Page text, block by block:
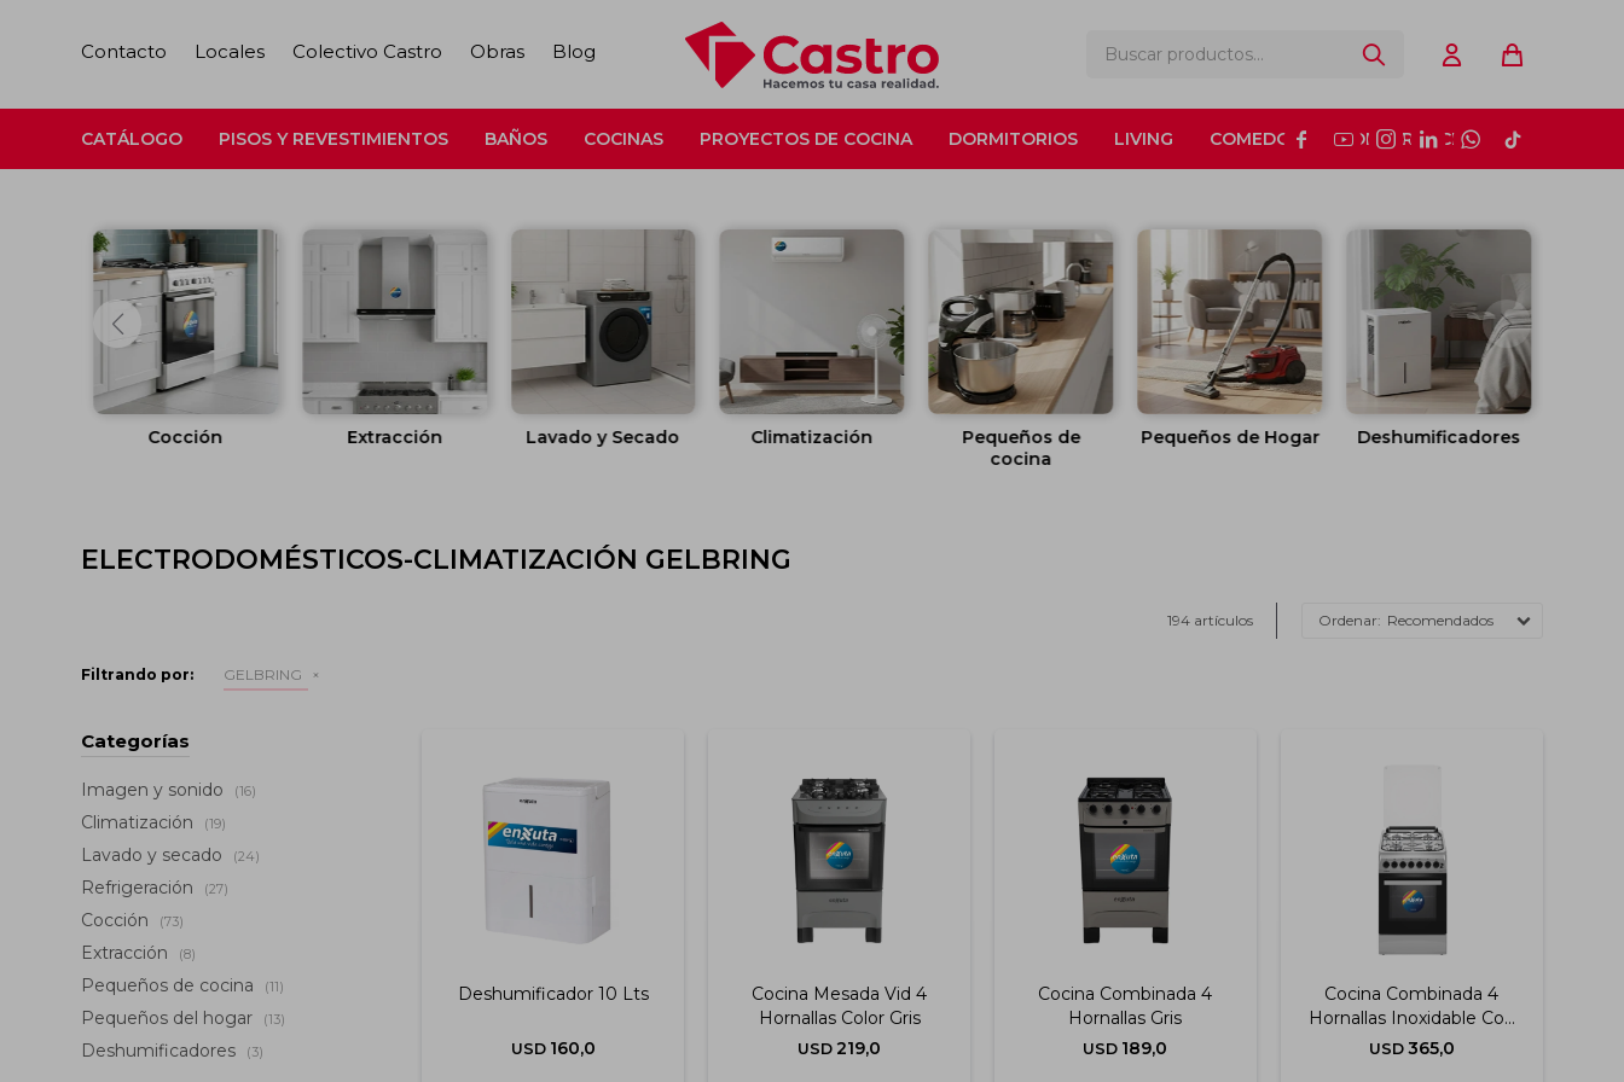
CATÁLOGO PISOS Y REVESTIMIENTOS BAÑOS COCINAS PROYECTOS DE COCINA DORMITORIOS LIVING COMEDOR CONSTRUCCIÓN
     
Contacto Locales Colectivo Castro Obras Blog
Cocción Extracción Lavado y Secado Climatización
Pequeños de
cocina
Pequeños de Hogar Deshumificadores
ELECTRODOMÉSTICOS-CLIMATIZACIÓN GELBRING
194 artículos Recomendados
Filtrando por: GELBRING
Deshumificador 10 Lts
USD 160,0
Cocina Mesada Vid 4
Hornallas Color Gris
USD 219,0
Cocina Combinada 4
Hornallas Gris
USD 189,0
Cocina Combinada 4
Hornallas Inoxidable Con
Termocupla 50x60 Cm
USD 365,0
Categorías
Imagen y sonido (16)
Climatización (19)
Lavado y secado (24)
Refrigeración (27)
Cocción (73)
Extracción (8)
Pequeños de cocina (11)
Pequeños del hogar (13)
Deshumificadores (3)